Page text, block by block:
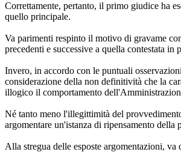
Correttamente, pertanto, il primo giudice ha
quello principale.
Va parimenti respinto il motivo di gravame
precedenti e successive a quella contestata
Invero, in accordo con le puntuali
considerazione della non definitività che la
illogico il comportamento
Né tanto meno l'illegittimità del
argomentare un'istanza di ripensamento della
Alla stregua delle esposte argomentazioni,